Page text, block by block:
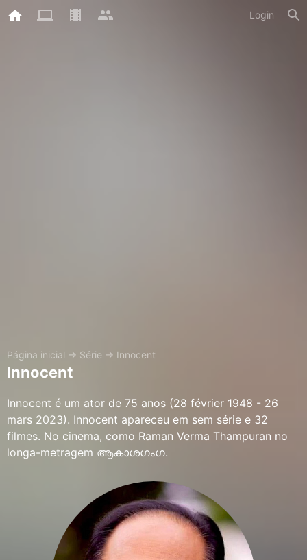
Login
Página inicial → Série → Innocent
Innocent
Innocent é um ator de 75 anos (28 février 1948 - 26
mars 2023). Innocent apareceu em sem série e 32
filmes. No cinema, como Raman Verma Thampuran no
longa-metragem ആകാശഗംഗ.